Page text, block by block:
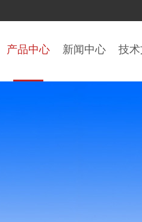
产品中心 新闻中心 技